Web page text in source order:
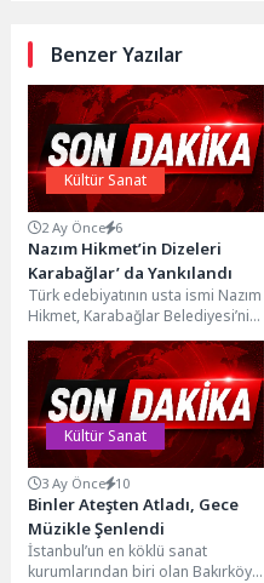
Benzer Yazılar
Kültür Sanat
2 Ay Önce 6
Nazım Hikmet’in Dizeleri
Karabağlar’ da Yankılandı
Türk edebiyatının usta ismi Nazım
Hikmet, Karabağlar Belediyesi’nin
adını taşıyan Nazım Hikmet
Parkı’nda şiirleri ve...
Kültür Sanat
3 Ay Önce 10
Binler Ateşten Atladı, Gece
Müzikle Şenlendi
İstanbul’un en köklü sanat
kurumlarından biri olan Bakırköy